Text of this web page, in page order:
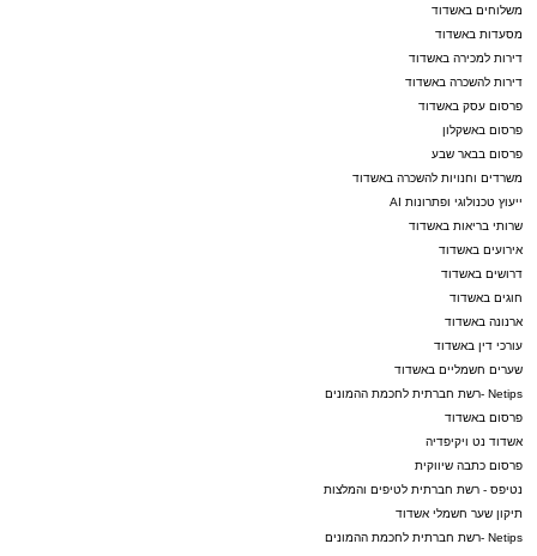
משלוחים באשדוד
מסעדות באשדוד
דירות למכירה באשדוד
דירות להשכרה באשדוד
פרסום עסק באשדוד
פרסום באשקלון
פרסום בבאר שבע
משרדים וחנויות להשכרה באשדוד
ייעוץ טכנולוגי ופתרונות AI
שרותי בריאות באשדוד
אירועים באשדוד
דרושים באשדוד
חוגים באשדוד
ארנונה באשדוד
עורכי דין באשדוד
שערים חשמליים באשדוד
Netips -רשת חברתית לחכמת ההמונים
פרסום באשדוד
אשדוד נט ויקיפדיה
פרסום כתבה שיווקית
נטיפס - רשת חברתית לטיפים והמלצות
תיקון שער חשמלי אשדוד
Netips -רשת חברתית לחכמת ההמונים